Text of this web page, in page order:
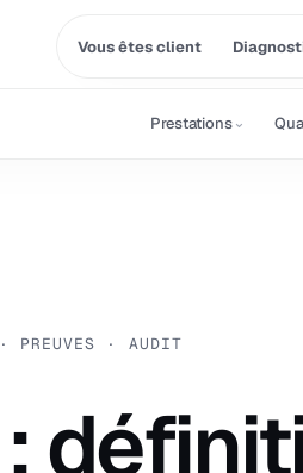
Vous êtes client
Prestations⌄
PREUVES · AUDIT